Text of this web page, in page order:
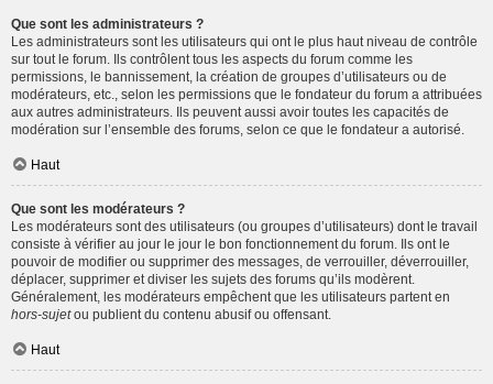
Que sont les administrateurs ?
Les administrateurs sont les utilisateurs qui ont le plus haut niveau de contrôle
sur tout le forum. Ils contrôlent tous les aspects du forum comme les
permissions, le bannissement, la création de groupes d’utilisateurs ou de
modérateurs, etc., selon les permissions que le fondateur du forum a attribuées
aux autres administrateurs. Ils peuvent aussi avoir toutes les capacités de
modération sur l’ensemble des forums, selon ce que le fondateur a autorisé.
Haut
Que sont les modérateurs ?
Les modérateurs sont des utilisateurs (ou groupes d’utilisateurs) dont le travail
consiste à vérifier au jour le jour le bon fonctionnement du forum. Ils ont le
pouvoir de modifier ou supprimer des messages, de verrouiller, déverrouiller,
déplacer, supprimer et diviser les sujets des forums qu’ils modèrent.
Généralement, les modérateurs empêchent que les utilisateurs partent en
hors-sujetou publient du contenu abusif ou offensant.
Haut